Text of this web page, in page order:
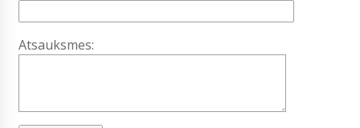
Atsauksmes: